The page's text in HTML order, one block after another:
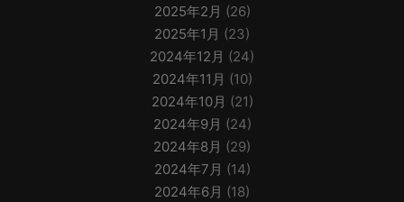
2025年2月 (26)
2025年1月 (23)
2024年12月 (24)
2024年11月 (10)
2024年10月 (21)
2024年9月 (24)
2024年8月 (29)
2024年7月 (14)
2024年6月 (18)